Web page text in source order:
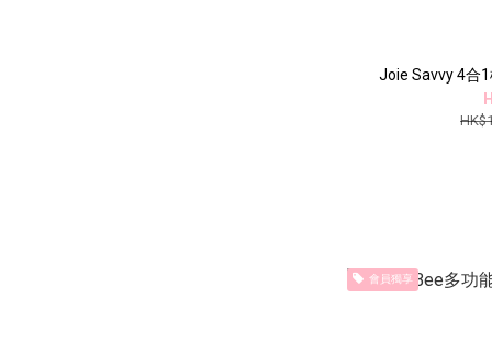
Joie Savvy 4合
會員獨享